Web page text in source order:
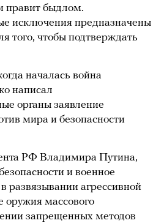
правит быдлом.
исключения предназначены
того, чтобы подтверждать
началась война
написал
органы заявление
мира и безопасности
РФ Владимира Путина,
и военное
развязывании агрессивной
оружия массового
запрещенных методов